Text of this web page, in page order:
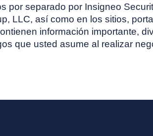
por separado por Insigneo
LLC, así como en los sitios,
información importante,
que usted asume al realizar